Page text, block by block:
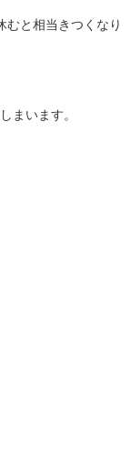
むと相当きつくなり
まいます。